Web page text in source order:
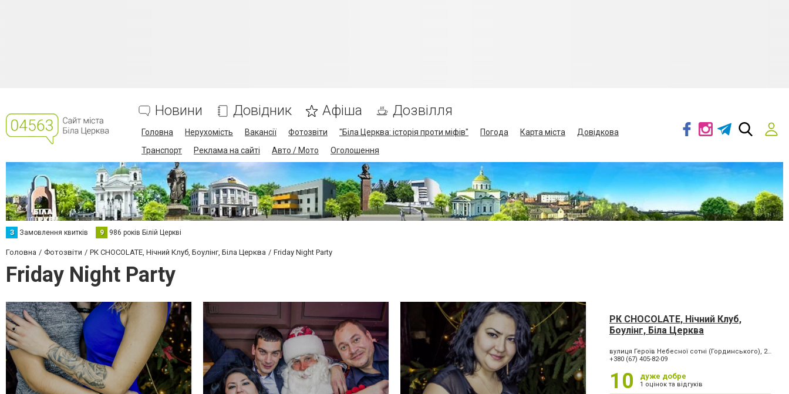
Новини Довідник Афіша Дозвілля
Головна Нерухомість Вакансії Фотозвіти "Біла Церква: історія проти міфів" Погода Карта міста
Довідкова
Транспорт
Реклама на сайті Авто / Мото Оголошення
З Замовлення квитків 9 986 років Білій Церкві
Головна Фотозвіти РК CHOCOLATE, Нічний Клуб, Боулінг, Біла Церква Friday Night Party
Friday Night Party
РК CHOCOLATE, Нічний Клуб,
Боулінг, Біла Церква
вулиця Героїв Небесної сотні (Гординського), 2-а
+380 (67) 405-82-09
10 дуже добре
1 оцінок та відгуків